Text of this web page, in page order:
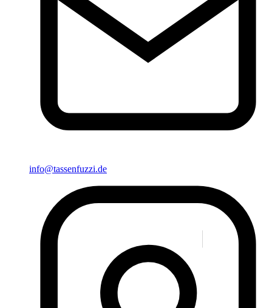
info@tassenfuzzi.de